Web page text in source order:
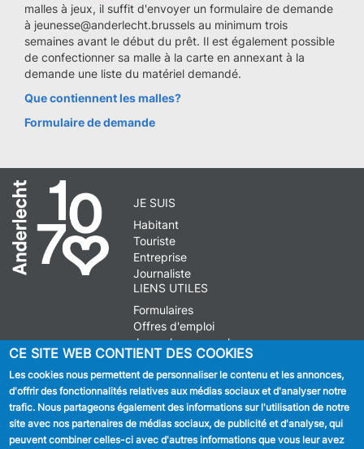
malles à jeux, il suffit d'envoyer un formulaire de demande
à jeunesse@anderlecht.brussels au minimum trois
semaines avant le début du prêt. Il est également possible
de confectionner sa malle à la carte en annexant à la
demande une liste du matériel demandé.
Que contiennent les malles?
Formulaire de demande
JE SUIS
Habitant
Touriste
Entreprise
Journaliste
LIENS UTILES
Formulaires
Offres d'emploi
Journal communal
Stationnement
SUIVEZ NOUS
Facebook
CE SITE WEB CONTIENT DES COOKIES
Les cookies nous permettent de personnaliser le contenu et les annonces,
d'offrir des fonctionnalités relatives aux médias sociaux et d'analyser notre
trafic. Nous partageons également des informations sur l'utilisation de notre
site avec nos partenaires de médias sociaux, de publicité et d'analyse, qui
peuvent combiner celles-ci avec d'autres informations que vous leur avez